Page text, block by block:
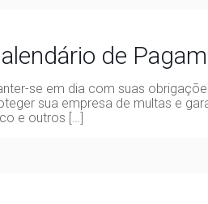
de
se em dia com suas
sua empresa de multas e
e outros […]